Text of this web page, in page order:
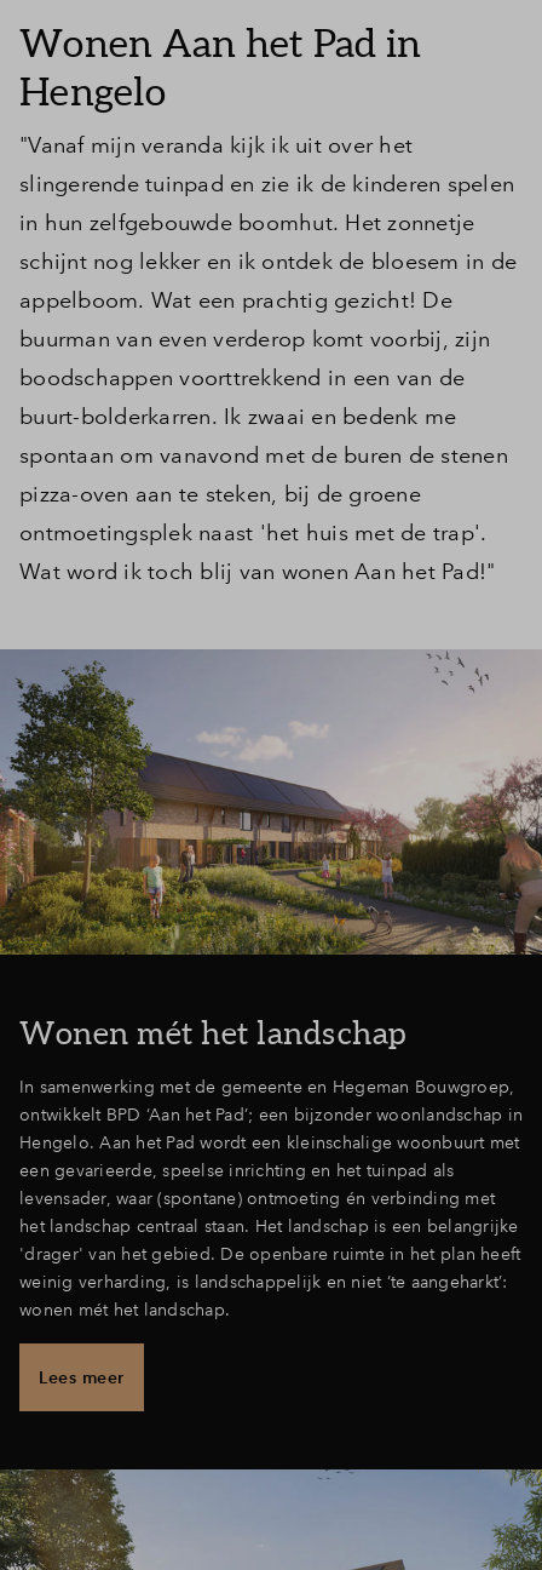
Wonen Aan het Pad in
Hengelo
"Vanaf mijn veranda kijk ik uit over het
slingerende tuinpad en zie ik de kinderen spelen
in hun zelfgebouwde boomhut. Het zonnetje
schijnt nog lekker en ik ontdek de bloesem in de
appelboom. Wat een prachtig gezicht! De
buurman van even verderop komt voorbij, zijn
boodschappen voorttrekkend in een van de
buurt-bolderkarren. Ik zwaai en bedenk me
spontaan om vanavond met de buren de stenen
pizza-oven aan te steken, bij de groene
ontmoetingsplek naast 'het huis met de trap'.
Wat word ik toch blij van wonen Aan het Pad!"
Wonen mét het landschap
In samenwerking met de gemeente en Hegeman Bouwgroep,
ontwikkelt BPD ‘Aan het Pad’; een bijzonder woonlandschap in
Hengelo. Aan het Pad wordt een kleinschalige woonbuurt met
een gevarieerde, speelse inrichting en het tuinpad als
levensader, waar (spontane) ontmoeting én verbinding met
het landschap centraal staan. Het landschap is een belangrijke
'drager' van het gebied. De openbare ruimte in het plan heeft
weinig verharding, is landschappelijk en niet ‘te aangeharkt’:
wonen mét het landschap.
Lees meer